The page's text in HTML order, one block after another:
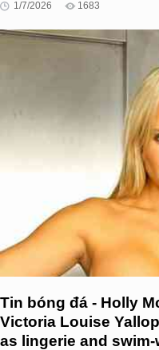
1/7/2026 1683
Tin bóng đá - Holly
Victoria Louise
as lingerie and